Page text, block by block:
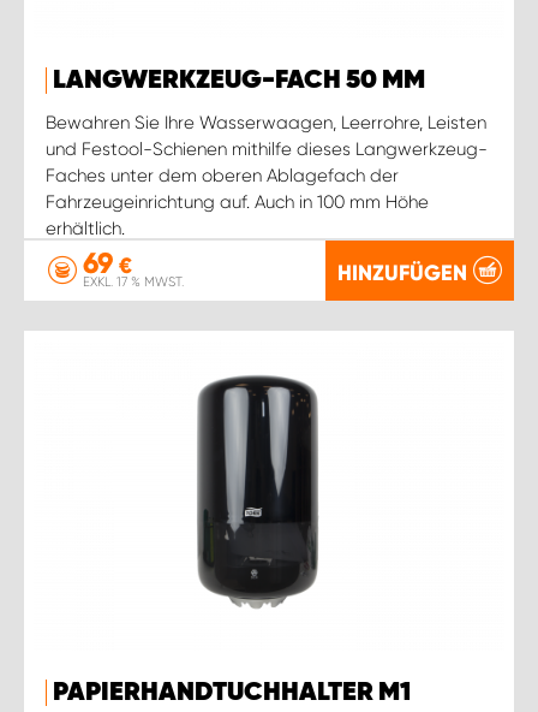
LANGWERKZEUG-FACH 50 MM
Bewahren Sie Ihre Wasserwaagen, Leerrohre, Leisten
und Festool-Schienen mithilfe dieses Langwerkzeug-
Faches unter dem oberen Ablagefach der
Fahrzeugeinrichtung auf. Auch in 100 mm Höhe
erhältlich.
69 €
EXKL. 17 % MWST. HINZUFÜGEN
PAPIERHANDTUCHHALTER M1